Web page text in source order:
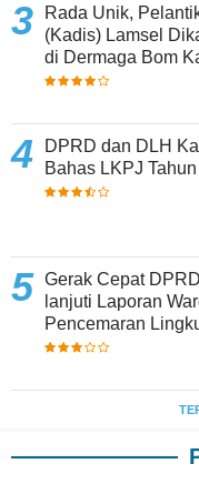
Rada Unik,
(Kadis) Lamsel
di Dermaga Bom
DPRD dan DLH
Bahas LKPJ
Gerak Cepat
lanjuti Laporan
Pencemaran